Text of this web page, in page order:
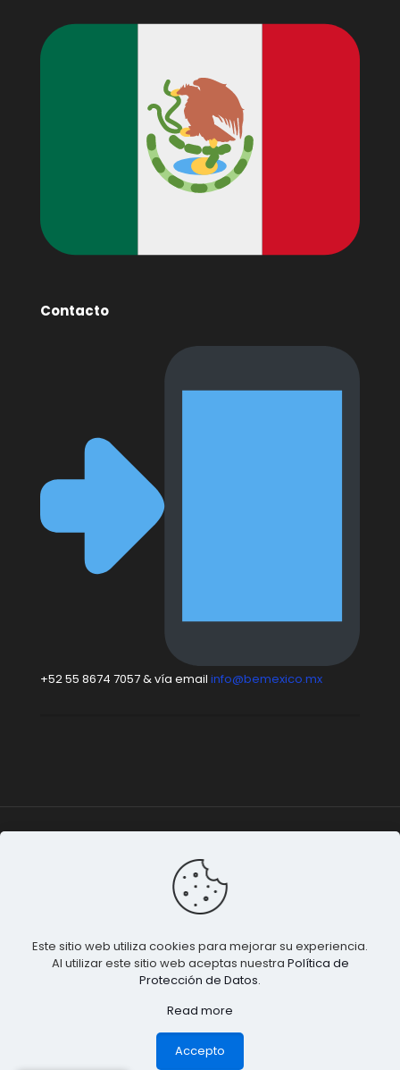
Contacto
+52 55 8674 7057 & vía email info@bemexico.mx
© 2015-2024 Todos los derechos
Terminos & Condiciones
Datos
Este sitio web utiliza cookies para mejorar su experiencia.
Al utilizar este sitio web aceptas nuestra Política de
Protección de Datos.
Read more
Accepto